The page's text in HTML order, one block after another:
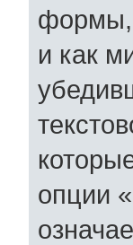
формы,
и как
опции